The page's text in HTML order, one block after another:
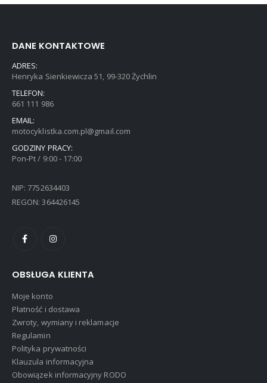
DANE KONTAKTOWE
ADRES:
Henryka Sienkiewicza 51, 99-320 Żychlin
TELEFON:
661 111 986
EMAIL:
motocyklistka.com.pl@gmail.com
GODZINY PRACY:
Pon-Pt / 9:00 - 17:00
NIP: 7752634403
REGON: 364426145
OBSŁUGA KLIENTA
Moje konto
Płatność i dostawa
Zwroty, wymiany i reklamacje
Regulamin
Polityka prywatności
Klauzula informacyjna
Obowiązek informacyjny RODO